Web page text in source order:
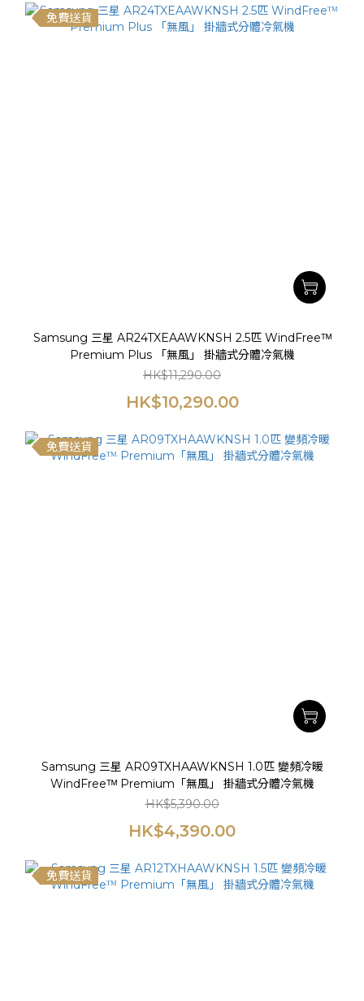
免費送貨
Samsung 三星 AR24TXEAAWKNSH 2.5匹 WindFreeᵀᴹ
Premium Plus 「無風」 掛牆式分體冷氣機
HK$11,290.00
HK$10,290.00
免費送貨
Samsung 三星 AR09TXHAAWKNSH 1.0匹 變頻冷暖
WindFreeᵀᴹ Premium「無風」 掛牆式分體冷氣機
HK$5,390.00
HK$4,390.00
免費送貨